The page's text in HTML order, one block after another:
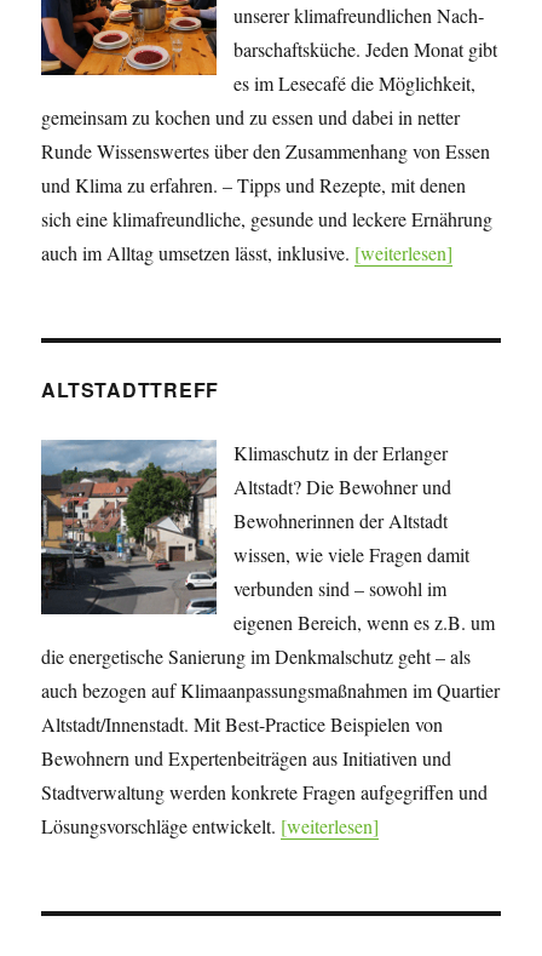
unserer klima­freund­lichen Nach­
bar­schafts­küche. Jeden Monat gibt
es im Lesecafé die Mög­lich­keit,
gemeinsam zu kochen und zu essen und dabei in netter
Runde Wissens­wertes über den Zu­sam­men­hang von Essen
und Klima zu erfahren. – Tipps und Rezepte, mit denen
sich eine klima­freundliche, gesunde und leckere Ernährung
auch im Alltag umsetzen lässt, inklusive. [weiterlesen]
ALTSTADTTREFF
Klimaschutz in der Erlanger
Altstadt? Die Bewohner und
Bewohnerinnen der Altstadt
wissen, wie viele Fragen damit
verbunden sind – sowohl im
eigenen Bereich, wenn es z.B. um
die energetische Sanierung im Denkmalschutz geht – als
auch bezogen auf Klimaanpassungsmaßnahmen im Quartier
Altstadt/Innenstadt. Mit Best-Practice Beispielen von
Bewohnern und Expertenbeiträgen aus Initiativen und
Stadtverwaltung werden konkrete Fragen aufgegriffen und
Lösungsvorschläge entwickelt. [weiterlesen]